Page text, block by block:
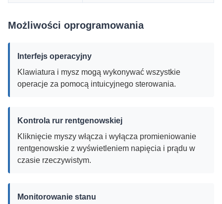
Możliwości oprogramowania
Interfejs operacyjny
Klawiatura i mysz mogą wykonywać wszystkie
operacje za pomocą intuicyjnego sterowania.
Kontrola rur rentgenowskiej
Kliknięcie myszy włącza i wyłącza promieniowanie
rentgenowskie z wyświetleniem napięcia i prądu w
czasie rzeczywistym.
Monitorowanie stanu